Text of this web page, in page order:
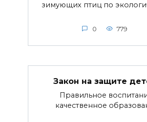
зимующих птиц по
0 779
Закон на защите
Правильное
качественное